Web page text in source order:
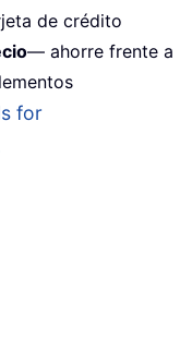
de crédito
— ahorre frente a
for